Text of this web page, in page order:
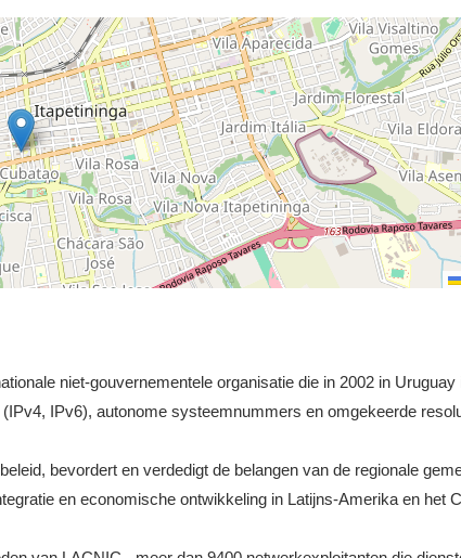
niet-gouvernementele organisatie die in 2002 in
IPv6), autonome systeemnummers en omgekeerde
bevordert en verdedigt de belangen van de regionale
en economische ontwikkeling in Latijns-Amerika en het